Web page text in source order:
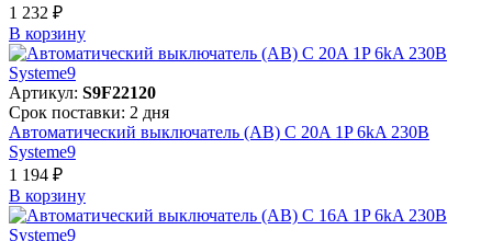
1 232 ₽
В корзинy
Артикул: S9F22120
Срок поставки: 2 дня
Автоматический выключатель (АВ) C 20A 1P 6kA 230В
Systeme9
1 194 ₽
В корзинy